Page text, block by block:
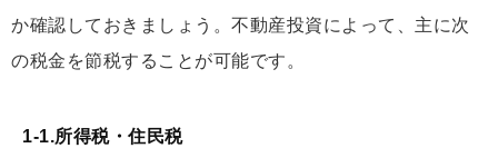
か確認しておきましょう。不動産投資によって、主に次
の税金を節税することが可能です。
1-1.所得税・住民税